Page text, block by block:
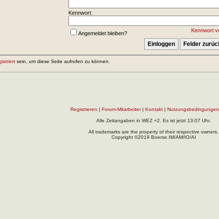
Kennwort:
Kennwort
Angemeldet bleiben?
sein, um diese Seite aufrufen zu können.
Registrieren Forum-Mitarbeiter| Kontakt Nutzungsbedingungen
Alle Zeitangaben in WEZ +2. Es ist jetzt 13:07 Uhr.
All trademarks are the property of their respective owners.
Copyright ©2019 Boerse.IM/AM/IO/AI